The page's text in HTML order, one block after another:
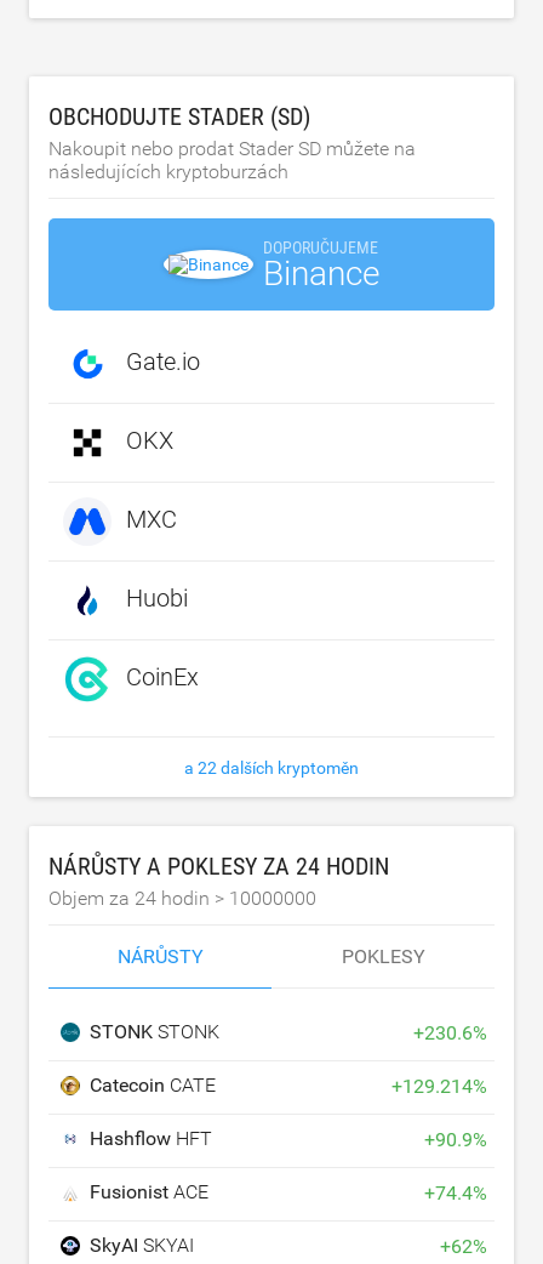
OBCHODUJTE STADER (SD)
Nakoupit nebo prodat Stader SD můžete na
následujících kryptoburzách
DOPORUČUJEME
Binance
Gate.io
OKX
MXC
Huobi
CoinEx
a 22 dalších kryptoměn
NÁRŮSTY A POKLESY ZA 24 HODIN
Objem za 24 hodin > 10000000
NÁRŮSTY POKLESY
STONK STONK +230.6%
Catecoin CATE +129.214%
Hashflow HFT +90.9%
Fusionist ACE +74.4%
SkyAI SKYAI +62%